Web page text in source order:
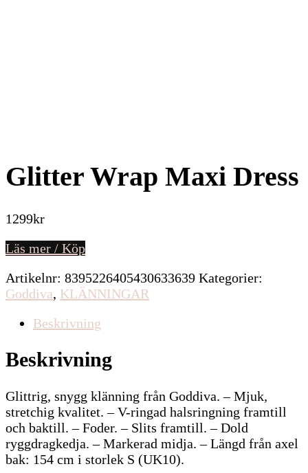
Glitter Wrap Maxi Dress
1299kr
Läs mer / Köp
Artikelnr: 8395226405430633639 Kategorier:
Goddiva, KLÄNNINGAR
Beskrivning
Beskrivning
Glittrig, snygg klänning från Goddiva. – Mjuk,
stretchig kvalitet. – V-ringad halsringning framtill
och baktill. – Foder. – Slits framtill. – Dold
ryggdragkedja. – Markerad midja. – Längd från axel
bak: 154 cm i storlek S (UK10).